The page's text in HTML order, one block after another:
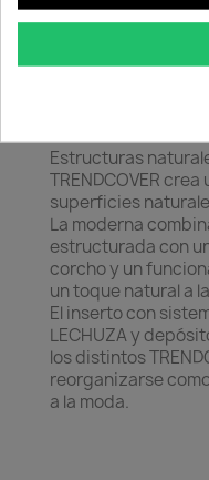
Estructuras
TRENDCOVER
superficies
La moderna
estructurada con
corcho y un
un toque natural a
El inserto con
LECHUZA y
los distintos
reorganizarse
a la moda.